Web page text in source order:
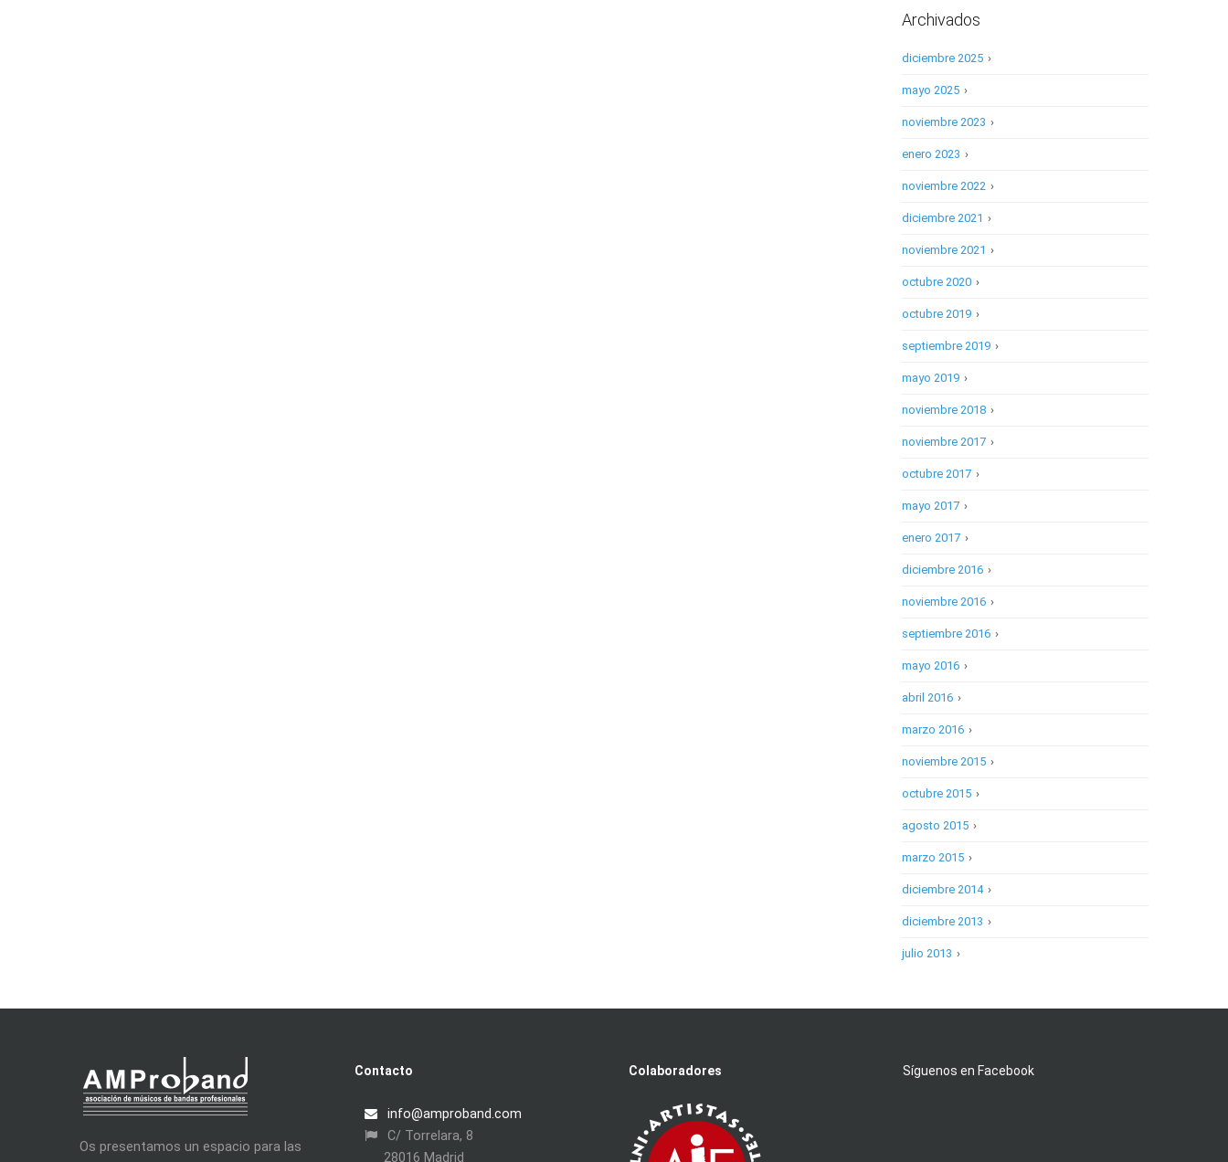
Archivados
›
diciembre 2025
›
mayo 2025
›
noviembre 2023
›
enero 2023
›
noviembre 2022
›
diciembre 2021
›
noviembre 2021
›
octubre 2020
›
octubre 2019
›
septiembre 2019
›
mayo 2019
›
noviembre 2018
›
noviembre 2017
›
octubre 2017
›
mayo 2017
›
enero 2017
›
diciembre 2016
›
noviembre 2016
›
septiembre 2016
›
mayo 2016
›
abril 2016
›
marzo 2016
›
noviembre 2015
›
octubre 2015
›
agosto 2015
›
marzo 2015
›
diciembre 2014
›
diciembre 2013
›
julio 2013
Os presentamos un espacio para las
Contacto
info@amproband.com
C/ Torrelara, 8
28016 Madrid
Colaboradores Síguenos en Facebook